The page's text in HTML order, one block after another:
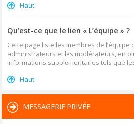
Haut
Qu’est-ce que le lien « L’équipe » ?
Cette page liste les membres de l’équipe
administrateurs et les modérateurs, en
informations supplémentaires tels que
Haut
MESSAGERIE PRIVÉE